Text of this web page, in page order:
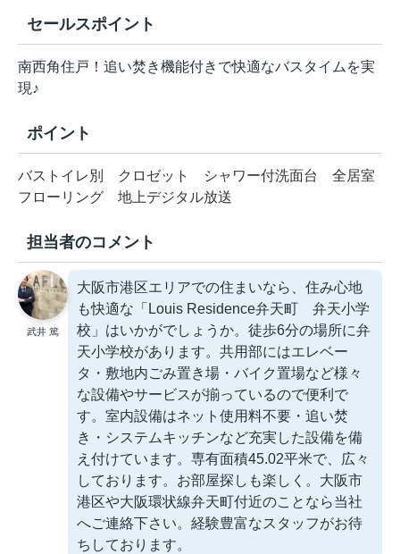
セールスポイント
南西角住戸！追い焚き機能付きで快適なバスタイムを実
現♪
ポイント
バストイレ別 クロゼット シャワー付洗面台
全居室
フローリング
地上デジタル放送
担当者のコメント
武井 篤
大阪市港区エリアでの住まいなら、住み心地
も快適な「Louis Residence弁天町 弁天小学
校」はいかがでしょうか。徒歩6分の場所に弁
天小学校があります。共用部にはエレベー
タ・敷地内ごみ置き場・バイク置場など様々
な設備やサービスが揃っているので便利で
す。室内設備はネット使用料不要・追い焚
き・システムキッチンなど充実した設備を備
え付けています。専有面積45.02平米で、広々
しております。お部屋探しも楽しく。大阪市
港区や大阪環状線弁天町付近のことなら当社
へご連絡下さい。経験豊富なスタッフがお待
ちしております。